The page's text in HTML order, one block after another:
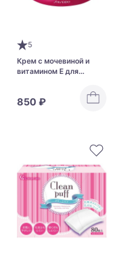
5
Крем с мочевиной и
витамином Е для
увлажнения кожи рук
Shiseido Medicinal
850 ₽